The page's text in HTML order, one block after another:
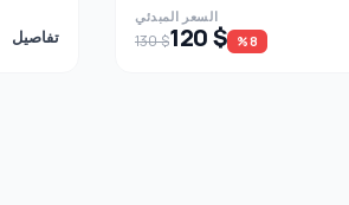
تفاصيل
السعر المبدئي
130 $120 $ %8